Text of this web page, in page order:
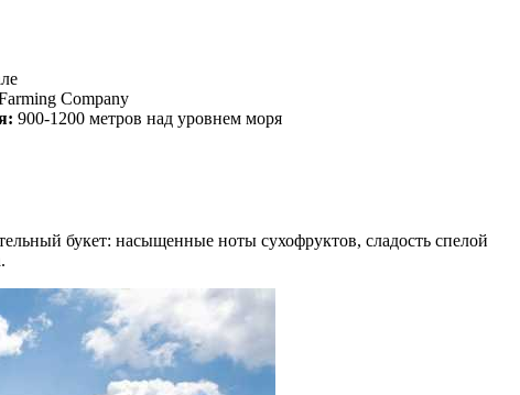
Company
900-1200 метров над уровнем моря
букет: насыщенные ноты сухофруктов, сладость спелой